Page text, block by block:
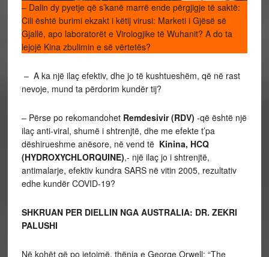
– Dalin dy pyetje që s’kanë marrë ende përgjigje të saktë:
Cili është burimi ekzakt i këtij virusi: Marketi i Gjësë së
Gjallë, apo laboratorët e Virologjike të Wuhanit? A do ta
lejojë Kina zbulimin e së vërtetës?
– A ka një ilaç efektiv, dhe jo të kushtueshëm, që në rast
nevoje, mund ta përdorim kundër tij?
– Përse po rekomandohet Remdesivir (RDV) -që është një
ilaç anti-viral, shumë i shtrenjtë, dhe me efekte t’pa
dëshirueshme anësore, në vend të Kinina, HCQ
(HYDROXYCHLORQUINE),- një ilaç jo i shtrenjtë,
antimalarje, efektiv kundra SARS në vitin 2005, rezultativ
edhe kundër COVID-19?
SHKRUAN PER DIELLIN NGA AUSTRALIA: DR. ZEKRI
PALUSHI
Në kohët që po jetojmë, thënia e George Orwell: “The